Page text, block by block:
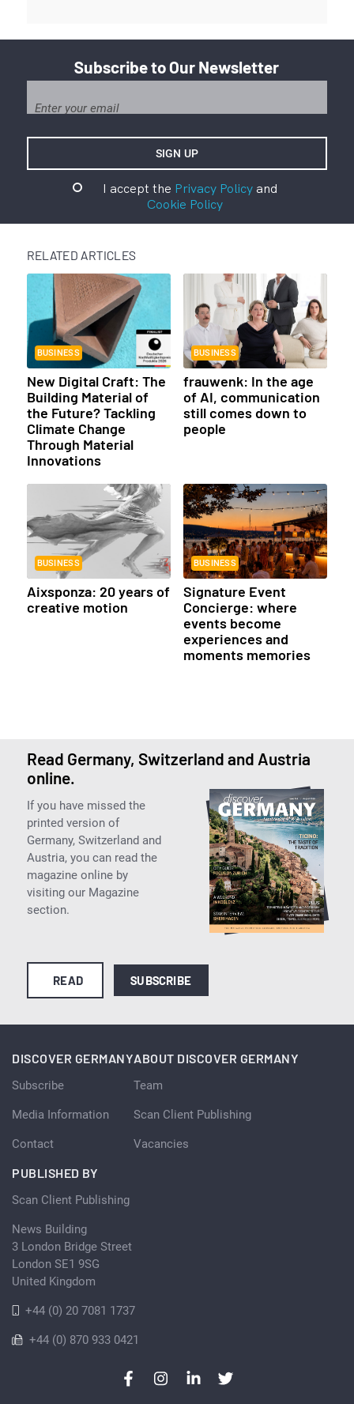
Subscribe to Our Newsletter
I accept the Privacy Policyand
Cookie Policy
RELATED ARTICLES
BUSINESS
New Digital Craft: The
Building Material of
the Future? Tackling
Climate Change
Through Material
Innovations
BUSINESS
frauwenk: In the age
of AI, communication
still comes down to
people
BUSINESS
Aixsponza: 20 years of
creative motion
BUSINESS
Signature Event
Concierge: where
events become
experiences and
moments memories
Read Germany, Switzerland and Austria
online.
If you have missed the
printed version of
Germany, Switzerland and
Austria, you can read the
magazine online by
visiting our Magazine
section.
READ SUBSCRIBE
DISCOVER GERMANY
Subscribe
Media Information
Contact
ABOUT DISCOVER GERMANY
Team
Scan Client Publishing
Vacancies
PUBLISHED BY
Scan Client Publishing
News Building
3 London Bridge Street
London SE1 9SG
United Kingdom
+44 (0) 20 7081 1737
+44 (0) 870 933 0421